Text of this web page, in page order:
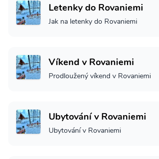
Letenky do Rovaniemi
Jak na letenky do Rovaniemi
Víkend v Rovaniemi
Prodloužený víkend v Rovaniemi
Ubytování v Rovaniemi
Ubytování v Rovaniemi